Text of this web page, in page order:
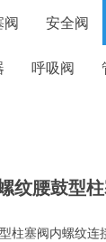
阀 安全阀
呼吸阀
纹腰鼓型
柱塞阀内螺纹